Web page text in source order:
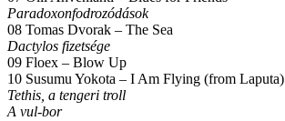
Paradoxonfodrozódások
08 Tomas Dvorak – The Sea
Dactylos fizetsége
09 Floex – Blow Up
10 Susumu Yokota – I Am Flying (from Laputa)
Tethis, a tengeri troll
A vul-bor